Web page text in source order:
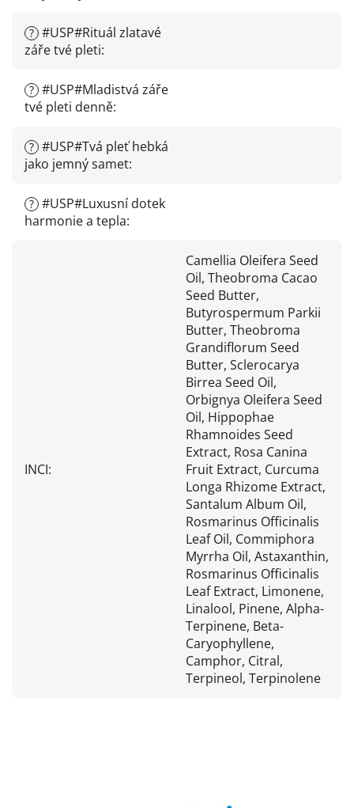
? #USP#Rituál zlatavé
záře tvé pleti:
? #USP#Mladistvá záře
tvé pleti denně:
? #USP#Tvá pleť hebká
jako jemný samet:
? #USP#Luxusní dotek
harmonie a tepla:
INCI:
Camellia Oleifera Seed
Oil, Theobroma Cacao
Seed Butter,
Butyrospermum Parkii
Butter, Theobroma
Grandiflorum Seed
Butter, Sclerocarya
Birrea Seed Oil,
Orbignya Oleifera Seed
Oil, Hippophae
Rhamnoides Seed
Extract, Rosa Canina
Fruit Extract, Curcuma
Longa Rhizome Extract,
Santalum Album Oil,
Rosmarinus Officinalis
Leaf Oil, Commiphora
Myrrha Oil, Astaxanthin,
Rosmarinus Officinalis
Leaf Extract, Limonene,
Linalool, Pinene, Alpha-
Terpinene, Beta-
Caryophyllene,
Camphor, Citral,
Terpineol, Terpinolene